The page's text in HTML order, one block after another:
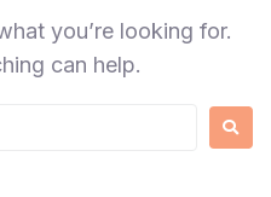
you’re looking for.
can help.